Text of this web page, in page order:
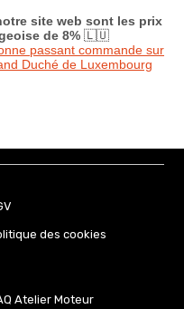
site web sont les prix
de 8% 🇱🇺
passant commande sur
Duché de Luxembourg
des cookies
Atelier Moteur